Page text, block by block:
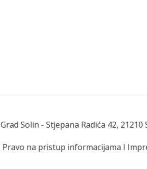
Grad Solin - Stjepana Radića 42,
Pravo na pristup informacijama I